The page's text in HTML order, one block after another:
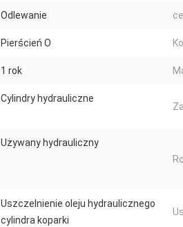
Odlewanie
Pierścień O
1 rok
Cylindry hydrauliczne
Używany hydrauliczny
Uszczelnienie oleju hydraulicznego
cylindra koparki